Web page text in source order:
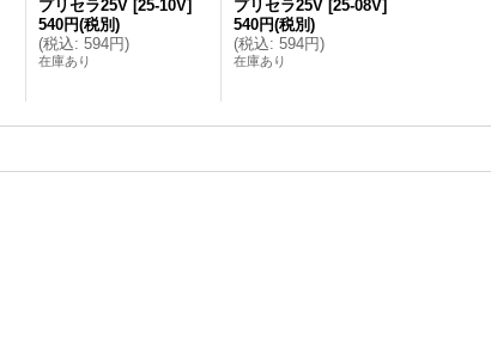
プリセラ25V [25-10V]
540円(税別)
(税込: 594円)
在庫あり
プリセラ25V [25-08V]
540円(税別)
(税込: 594円)
在庫あり